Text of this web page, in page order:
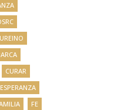
CURAR
ESPERANZA
FE